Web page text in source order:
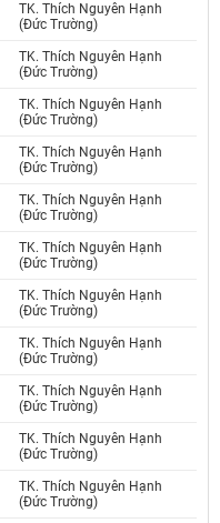
TK. Thích Nguyên Hạnh
(Đức Trường)
TK. Thích Nguyên Hạnh
(Đức Trường)
TK. Thích Nguyên Hạnh
(Đức Trường)
TK. Thích Nguyên Hạnh
(Đức Trường)
TK. Thích Nguyên Hạnh
(Đức Trường)
TK. Thích Nguyên Hạnh
(Đức Trường)
TK. Thích Nguyên Hạnh
(Đức Trường)
TK. Thích Nguyên Hạnh
(Đức Trường)
TK. Thích Nguyên Hạnh
(Đức Trường)
TK. Thích Nguyên Hạnh
(Đức Trường)
TK. Thích Nguyên Hạnh
(Đức Trường)